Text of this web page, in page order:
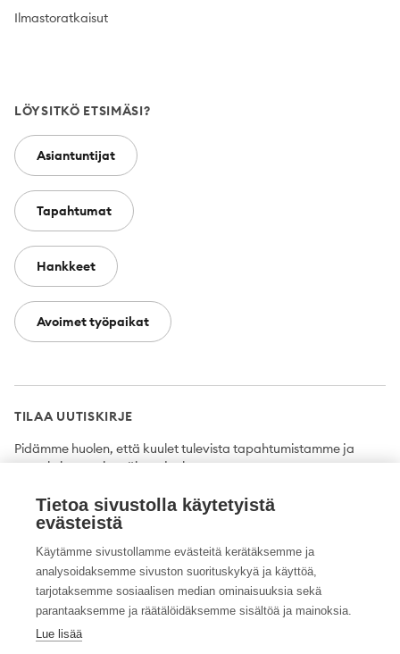
Ilmastoratkaisut
LÖYSITKÖ ETSIMÄSI?
Asiantuntijat
Tapahtumat
Hankkeet
Avoimet työpaikat
TILAA UUTISKIRJE
Pidämme huolen, että kuulet tulevista tapahtumistamme ja
uutuuksista ensimmäisten joukossa.
Tilaa
Twitter FacebookYouTubeInstagramLinkedIn
Tietoa sivustolla käytetyistä
evästeistä
Käytämme sivustollamme evästeitä kerätäksemme ja
analysoidaksemme sivuston suorituskykyä ja käyttöä,
tarjotaksemme sosiaalisen median ominaisuuksia sekä
parantaaksemme ja räätälöidäksemme sisältöä ja mainoksia.
Lue lisää